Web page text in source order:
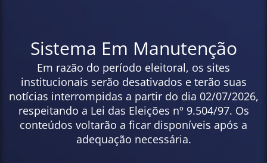
Sistema Em Manutenção
Em razão do período eleitoral, os sites
institucionais serão desativados e terão suas
notícias interrompidas a partir do dia 02/07/2026,
respeitando a Lei das Eleições nº 9.504/97. Os
conteúdos voltarão a ficar disponíveis após a
adequação necessária.